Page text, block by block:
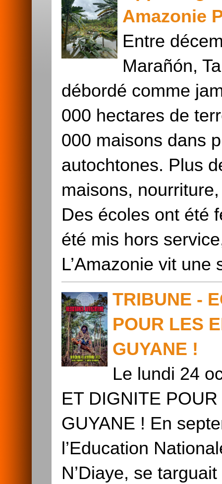
Amazonie
Entre
Marañón,
débordé comme
000 hectares de
000 maisons dans
autochtones. Plus
maisons,
Des écoles ont été
été mis hors
L’Amazonie vit
TRIBUNE -
POUR LES
GUYANE !
Le lundi 24
ET DIGNITE
GUYANE ! En
l’Education
N’Diaye, se